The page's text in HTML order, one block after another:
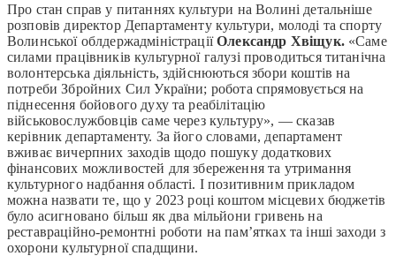
Про стан справ у питаннях культури на Волині детальніше
розповів директор Департаменту культури, молоді та спорту
Волинської облдержадміністраціїОлександр Хвіщук. «Саме
силами працівників культурної галузі проводиться титанічна
волонтерська діяльність, здійснюються збори коштів на
потреби Збройних Сил України; робота спрямовується на
піднесення бойового духу та реабілітацію
військовослужбовців саме через культуру», — сказав
керівник департаменту. За його словами, департамент
вживає вичерпних заходів щодо пошуку додаткових
фінансових можливостей для збереження та утримання
культурного надбання області. І позитивним прикладом
можна назвати те, що у 2023 році коштом місцевих бюджетів
було асигновано більш як два мільйони гривень на
реставраційно-ремонтні роботи на пам’ятках та інші заходи з
охорони культурної спадщини.